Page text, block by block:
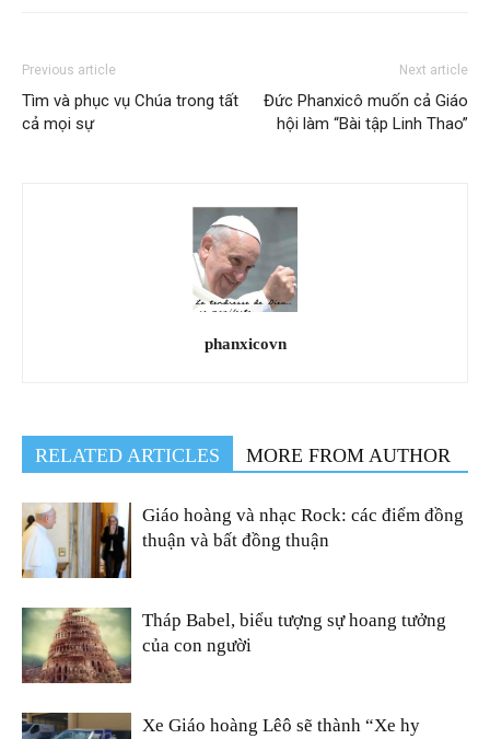
Previous article
Tìm và phục vụ Chúa trong tất
cả mọi sự
Next article
Đức Phanxicô muốn cả Giáo
hội làm “Bài tập Linh Thao”
phanxicovn
RELATED ARTICLES MORE FROM AUTHOR
Giáo hoàng và nhạc Rock: các điểm đồng
thuận và bất đồng thuận
Tháp Babel, biểu tượng sự hoang tưởng
của con người
Xe Giáo hoàng Lêô sẽ thành “Xe hy